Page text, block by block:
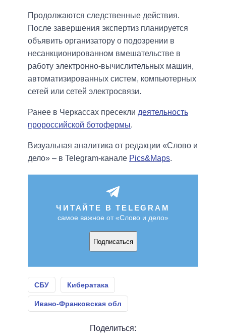
Продолжаются следственные действия.
После завершения экспертиз планируется
объявить организатору о подозрении в
несанкционированном вмешательстве в
работу электронно-вычислительных машин,
автоматизированных систем, компьютерных
сетей или сетей электросвязи.
Ранее в Черкассах пресекли деятельность
пророссийской ботофермы.
Визуальная аналитика от редакции «Слово и
дело» – в Telegram-канале Pics&Maps.
ЧИТАЙТЕ В TELEGRAM
самое важное от «Слово и дело»
Подписаться
СБУ Кибератака
Ивано-Франковская обл
Поделиться: